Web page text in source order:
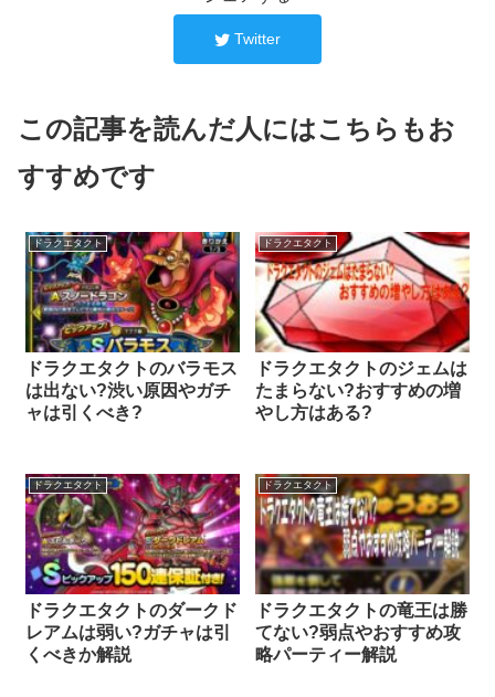
Twitter
この記事を読んだ人にはこちらもお
すすめです
ドラクエタクト
ドラクエタクトのバラモス
は出ない?渋い原因やガチ
ャは引くべき?
ドラクエタクト
ドラクエタクトのジェムは
たまらない?おすすめの増
やし方はある?
ドラクエタクト
ドラクエタクトのダークド
レアムは弱い?ガチャは引
くべきか解説
ドラクエタクト
ドラクエタクトの竜王は勝
てない?弱点やおすすめ攻
略パーティー解説